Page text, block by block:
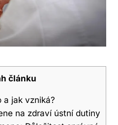
článku
a jak vzniká?
na zdraví ústní dutiny